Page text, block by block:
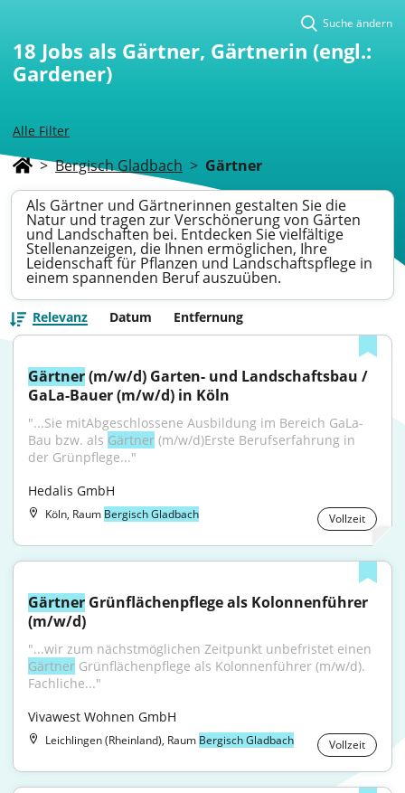
Alle Filter
Suche ändern
18 Jobs als Gärtner, Gärtnerin (engl.:
Gardener)
> Bergisch Gladbach > Gärtner
Als Gärtner und Gärtnerinnen gestalten Sie die
Natur und tragen zur Verschönerung von Gärten
und Landschaften bei. Entdecken Sie vielfältige
Stellenanzeigen, die Ihnen ermöglichen, Ihre
Leidenschaft für Pflanzen und Landschaftspflege in
einem spannenden Beruf auszuüben.
Relevanz Datum Entfernung
Gärtner (m/w/d) Garten- und Landschaftsbau /
GaLa-Bauer (m/w/d) in Köln
"...Sie mitAbgeschlossene Ausbildung im Bereich GaLa-
Bau bzw. als Gärtner (m/w/d)Erste Berufserfahrung in
der Grünpflege..."
Hedalis GmbH
Köln, Raum Bergisch Gladbach Vollzeit
Gärtner Grünflächenpflege als Kolonnenführer
(m/w/d)
Gärtner Grünflächenpflege als Kolonnenführer (m/w/d).
Fachliche..."
Vivawest Wohnen GmbH
Leichlingen (Rheinland), Raum Bergisch Gladbach Vollzeit